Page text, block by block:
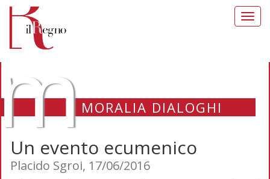
MORALIA DIALOGHI
Un evento ecumenico
Placido Sgroi, 17/06/2016